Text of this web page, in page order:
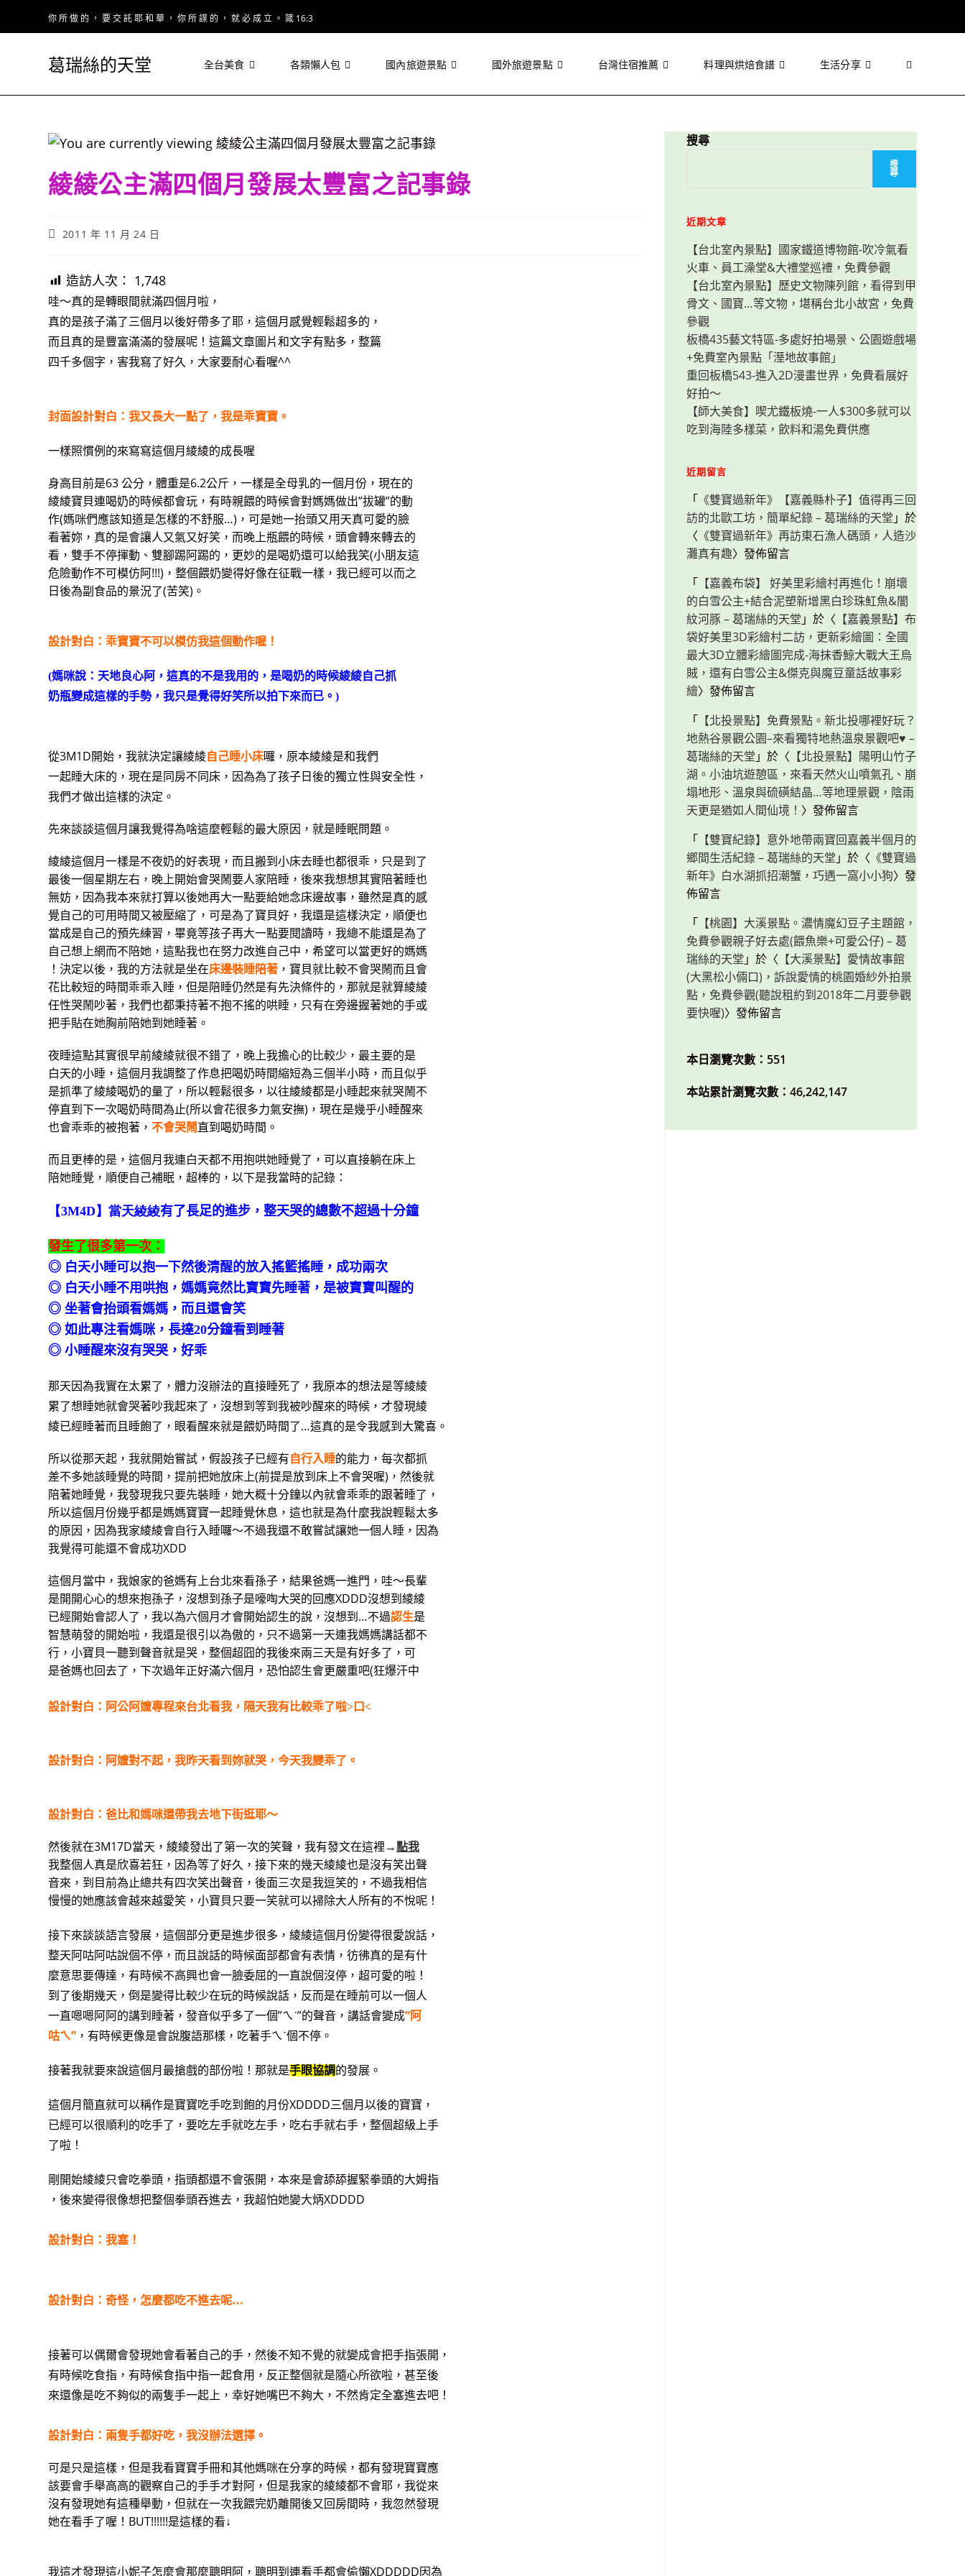
你 所 做 的 ， 要 交 託 耶 和 華 ， 你 所 謀 的 ， 就 必 成 立 。 箴 16:3
葛瑞絲的天堂 全台美食 各類懶人包 國內旅遊景點 國外旅遊景點 台灣住宿推薦 料理與烘焙食譜 生活分享 Toggle
search
綾綾公主滿四個月發展太豐富之記事錄
Post2011 年 11 月 24 日
造訪人次： 1,748
哇～真的是轉眼間就滿四個月啦，
真的是孩子滿了三個月以後好帶多了耶，這個月感覺輕鬆超多的，
而且真的是豐富滿滿的發展呢！這篇文章圖片和文字有點多，整篇
四千多個字，害我寫了好久，大家要耐心看喔^^
封面設計對白：我又長大一點了，我是乖寶寶。
一樣照慣例的來寫寫這個月綾綾的成長喔
身高目前是63 公分，體重是6.2公斤，一樣是全母乳的一個月份，現在的
綾綾寶貝連喝奶的時候都會玩，有時親餵的時候會對媽媽做出”拔罐”的動
作(媽咪們應該知道是怎樣的不舒服…)，可是她一抬頭又用天真可愛的臉
看著妳，真的是會讓人又氣又好笑，而晚上瓶餵的時候，頭會轉來轉去的
看，雙手不停揮動、雙腳踢阿踢的，更妙的是喝奶還可以給我笑(小朋友這
危險動作不可模仿阿!!!)，整個餵奶變得好像在征戰一樣，我已經可以而之
日後為副食品的景況了(苦笑)。
設計對白：乖寶寶不可以模仿我這個動作喔！
(媽咪說：天地良心阿，這真的不是我用的，是喝奶的時候綾綾自己抓
奶瓶變成這樣的手勢，我只是覺得好笑所以拍下來而已。)
從3M1D開始，我就決定讓綾綾自己睡小床囉，原本綾綾是和我們
一起睡大床的，現在是同房不同床，因為為了孩子日後的獨立性與安全性，
我們才做出這樣的決定。
先來談談這個月讓我覺得為啥這麼輕鬆的最大原因，就是睡眠問題。
綾綾這個月一樣是不夜奶的好表現，而且搬到小床去睡也都很乖，只是到了
最後一個星期左右，晚上開始會哭鬧要人家陪睡，後來我想想其實陪著睡也
無妨，因為我本來就打算以後她再大一點要給她念床邊故事，雖然是真的感
覺自己的可用時間又被壓縮了，可是為了寶貝好，我還是這樣決定，順便也
當成是自己的預先練習，畢竟等孩子再大一點要閱讀時，我總不能還是為了
自己想上網而不陪她，這點我也在努力改進自己中，希望可以當更好的媽媽
！決定以後，我的方法就是坐在床邊裝睡陪著 ，寶貝就比較不會哭鬧而且會
花比較短的時間乖乖入睡，但是陪睡仍然是有先決條件的，那就是就算綾綾
任性哭鬧吵著，我們也都秉持著不抱不搖的哄睡，只有在旁邊握著她的手或
把手貼在她胸前陪她到她睡著。
夜睡這點其實很早前綾綾就很不錯了，晚上我擔心的比較少，最主要的是
白天的小睡，這個月我調整了作息把喝奶時間縮短為三個半小時，而且似乎
是抓準了綾綾喝奶的量了，所以輕鬆很多，以往綾綾都是小睡起來就哭鬧不
停直到下一次喝奶時間為止(所以會花很多力氣安撫)，現在是幾乎小睡醒來
也會乖乖的被抱著，不會哭鬧直到喝奶時間。
而且更棒的是，這個月我連白天都不用抱哄她睡覺了，可以直接躺在床上
陪她睡覺，順便自己補眠，超棒的，以下是我當時的記錄：
【3M4D】當天綾綾有了長足的進步，整天哭的總數不超過十分鐘
發生了很多第一次：
◎ 白天小睡可以抱一下然後清醒的放入搖籃搖睡，成功兩次
◎ 白天小睡不用哄抱，媽媽竟然比寶寶先睡著，是被寶寶叫醒的
◎ 坐著會抬頭看媽媽，而且還會笑
◎ 如此專注看媽咪，長達20分鐘看到睡著
◎ 小睡醒來沒有哭哭，好乖
那天因為我實在太累了，體力沒辦法的直接睡死了，我原本的想法是等綾綾
累了想睡她就會哭著吵我起來了，沒想到等到我被吵醒來的時候，才發現綾
綾已經睡著而且睡飽了，眼看醒來就是餵奶時間了…這真的是令我感到大驚喜。
所以從那天起，我就開始嘗試，假設孩子已經有自行入睡的能力，每次都抓
差不多她該睡覺的時間，提前把她放床上(前提是放到床上不會哭喔)，然後就
陪著她睡覺，我發現我只要先裝睡，她大概十分鐘以內就會乖乖的跟著睡了，
所以這個月份幾乎都是媽媽寶寶一起睡覺休息，這也就是為什麼我說輕鬆太多
的原因，因為我家綾綾會自行入睡囉～不過我還不敢嘗試讓她一個人睡，因為
我覺得可能還不會成功XDD
這個月當中，我娘家的爸媽有上台北來看孫子，結果爸媽一進門，哇～長輩
是開開心心的想來抱孫子，沒想到孫子是嚎啕大哭的回應XDDD沒想到綾綾
已經開始會認人了，我以為六個月才會開始認生的說，沒想到…不過認生是
智慧萌發的開始啦，我還是很引以為傲的，只不過第一天連我媽媽講話都不
行，小寶貝一聽到聲音就是哭，整個超囧的我後來兩三天是有好多了，可
是爸媽也回去了，下次過年正好滿六個月，恐怕認生會更嚴重吧(狂爆汗中
設計對白：阿公阿嬤專程來台北看我，隔天我有比較乖了啦>口<
設計對白：阿嬤對不起，我昨天看到妳就哭，今天我變乖了。
設計對白：爸比和媽咪還帶我去地下街逛耶～
然後就在3M17D當天，綾綾發出了第一次的笑聲，我有發文在這裡→點我
我整個人真是欣喜若狂，因為等了好久，接下來的幾天綾綾也是沒有笑出聲
音來，到目前為止總共有四次笑出聲音，後面三次是我逗笑的，不過我相信
慢慢的她應該會越來越愛笑，小寶貝只要一笑就可以掃除大人所有的不悅呢！
接下來談談語言發展，這個部分更是進步很多，綾綾這個月份變得很愛說話，
整天阿咕阿咕說個不停，而且說話的時候面部都會有表情，彷彿真的是有什
麼意思要傳達，有時候不高興也會一臉委屈的一直說個沒停，超可愛的啦！
到了後期幾天，倒是變得比較少在玩的時候說話，反而是在睡前可以一個人
一直嗯嗯阿阿的講到睡著，發音似乎多了一個”ㄟˊ”的聲音，講話會變成“阿
咕ㄟ” ，有時候更像是會說腹語那樣，吃著手ㄟˊ個不停。
接著我就要來說這個月最搶戲的部份啦！那就是手眼協調的發展。
這個月簡直就可以稱作是寶寶吃手吃到飽的月份XDDDD三個月以後的寶寶，
已經可以很順利的吃手了，要吃左手就吃左手，吃右手就右手，整個超級上手
了啦！
剛開始綾綾只會吃拳頭，指頭都還不會張開，本來是會舔舔握緊拳頭的大姆指
，後來變得很像想把整個拳頭吞進去，我超怕她變大炳XDDDD
設計對白：我塞！
設計對白：奇怪，怎麼都吃不進去呢…
接著可以偶爾會發現她會看著自己的手，然後不知不覺的就變成會把手指張開，
有時候吃食指，有時候食指中指一起食用，反正整個就是隨心所欲啦，甚至後
來還像是吃不夠似的兩隻手一起上，幸好她嘴巴不夠大，不然肯定全塞進去吧！
設計對白：兩隻手都好吃，我沒辦法選擇。
可是只是這樣，但是我看寶寶手冊和其他媽咪在分享的時候，都有發現寶寶應
該要會手舉高高的觀察自己的手手才對阿，但是我家的綾綾都不會耶，我從來
沒有發現她有這種舉動，但就在一次我餵完奶離開後又回房間時，我忽然發現
她在看手了喔！BUT!!!!!!是這樣的看↓
我這才發現這小妮子怎麼會那麼聰明阿，聰明到連看手都會偷懶XDDDDD因為
搜尋
搜
尋
近期文章
【台北室內景點】國家鐵道博物館-吹冷氣看
火車、員工澡堂&大禮堂巡禮，免費參觀
【台北室內景點】歷史文物陳列館，看得到甲
骨文、國寶…等文物，堪稱台北小故宮，免費
參觀
板橋435藝文特區-多處好拍場景、公園遊戲場
+免費室內景點「溼地故事館」
重回板橋543-進入2D漫畫世界，免費看展好
好拍～
【師大美食】喫尤鐵板燒-一人$300多就可以
吃到海陸多樣菜，飲料和湯免費供應
近期留言
「 《雙寶過新年》【嘉義縣朴子】值得再三回
訪的北歐工坊，簡單紀錄 – 葛瑞絲的天堂 」於
〈 《雙寶過新年》再訪東石漁人碼頭，人造沙
灘真有趣〉發佈留言
「 【嘉義布袋】 好美里彩繪村再進化！崩壞
的白雪公主+結合泥塑新增黑白珍珠魟魚&闇
紋河豚 – 葛瑞絲的天堂 」於〈 【嘉義景點】布
袋好美里3D彩繪村二訪，更新彩繪圖：全國
最大3D立體彩繪圖完成-海抹香鯨大戰大王烏
賊，還有白雪公主&傑克與魔豆童話故事彩
繪〉發佈留言
「 【北投景點】免費景點。新北投哪裡好玩？
地熱谷景觀公園–來看獨特地熱溫泉景觀吧♥ –
葛瑞絲的天堂 」於〈 【北投景點】陽明山竹子
湖。小油坑遊憩區，來看天然火山噴氣孔、崩
塌地形、溫泉與硫磺結晶…等地理景觀，陰雨
天更是猶如人間仙境！ 〉發佈留言
「 【雙寶紀錄】意外地帶兩寶回嘉義半個月的
鄉間生活紀錄 – 葛瑞絲的天堂 」於〈 《雙寶過
新年》白水湖抓招潮蟹，巧遇一窩小小狗〉發
佈留言
「 【桃園】大溪景點。濃情魔幻豆子主題館，
免費參觀親子好去處(餵魚樂+可愛公仔) – 葛
瑞絲的天堂 」於〈 【大溪景點】愛情故事館
(大黑松小倆口)，訴說愛情的桃園婚紗外拍景
點，免費參觀(聽說租約到2018年二月要參觀
要快喔)〉發佈留言
本日瀏覽次數：551
本站累計瀏覽次數：46,242,147